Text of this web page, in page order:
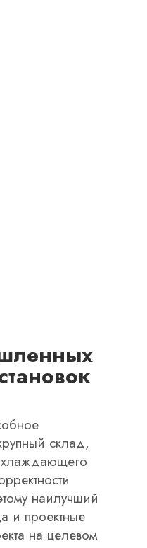
склад,
наилучший
и проектные
на целевом